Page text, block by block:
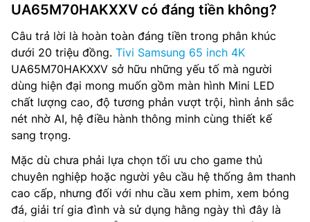
UA65M70HAKXXV có đáng tiền không?
Câu trả lời là hoàn toàn đáng tiền trong phân khúc
dưới 20 triệu đồng. Tivi Samsung 65 inch 4K
UA65M70HAKXXV sở hữu những yếu tố mà người
dùng hiện đại mong muốn gồm màn hình Mini LED
chất lượng cao, độ tương phản vượt trội, hình ảnh sắc
nét nhờ AI, hệ điều hành thông minh cùng thiết kế
sang trọng.
Mặc dù chưa phải lựa chọn tối ưu cho game thủ
chuyên nghiệp hoặc người yêu cầu hệ thống âm thanh
cao cấp, nhưng đối với nhu cầu xem phim, xem bóng
đá, giải trí gia đình và sử dụng hằng ngày thì đây là